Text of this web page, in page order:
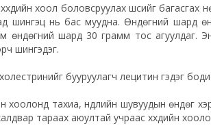
хоол боловсруулах шүүсийг багасгах
шингэц нь бас муудна. Өндөгний шард
өндөгний шард 30 грамм тос агуулдаг.
шингэдэг.
бууруулагч лецитин гэдэг
хоолонд тахиа, нүүдлийн шувуудын өндөг
тараах аюултай учраас хүүхдийн